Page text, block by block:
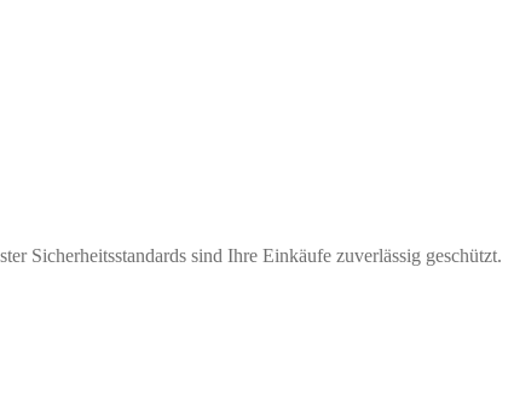
Sicherheitsstandards sind Ihre Einkäufe zuverlässig geschützt.